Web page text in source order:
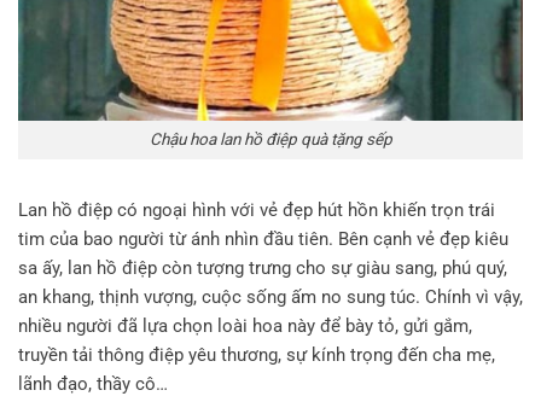
Chậu hoa lan hồ điệp quà tặng sếp
Lan hồ điệp có ngoại hình với vẻ đẹp hút hồn khiến trọn trái
tim của bao người từ ánh nhìn đầu tiên. Bên cạnh vẻ đẹp kiêu
sa ấy, lan hồ điệp còn tượng trưng cho sự giàu sang, phú quý,
an khang, thịnh vượng, cuộc sống ấm no sung túc. Chính vì vậy,
nhiều người đã lựa chọn loài hoa này để bày tỏ, gửi gắm,
truyền tải thông điệp yêu thương, sự kính trọng đến cha mẹ,
lãnh đạo, thầy cô…